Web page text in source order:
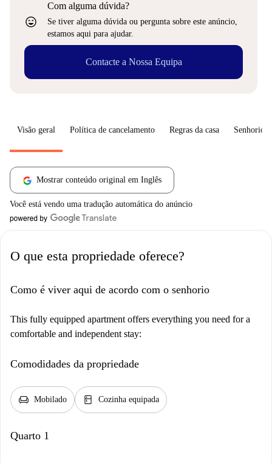
sentiment_very_satisfied
Com alguma dúvida?
Se tiver alguma dúvida ou pergunta sobre este anúncio,
estamos aqui para ajudar.
Contacte a Nossa Equipa
Visão geral Política de cancelamento Regras da casa Senhorio
Mostrar conteúdo original em Inglês
Você está vendo uma tradução automática do anúncio
O que esta propriedade oferece?
Como é viver aqui de acordo com o senhorio
This fully equipped apartment offers everything you need for a
comfortable and independent stay:
Comodidades da propriedade
chair Mobilado kitchen Cozinha equipada
Quarto 1